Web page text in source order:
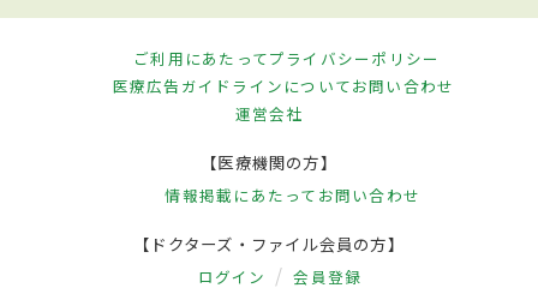
ご利用にあたってプライバシーポリシー
医療広告ガイドラインについてお問い合わせ
運営会社
【医療機関の方】
情報掲載にあたって お問い合わせ
【ドクターズ・ファイル会員の方】
ログイン 会員登録